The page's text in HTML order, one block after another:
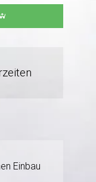
Einbau